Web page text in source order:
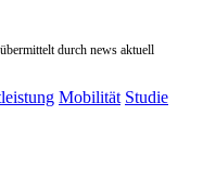
durch news aktuell
Mobilität Studie